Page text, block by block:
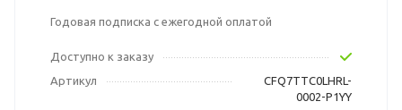
Годовая подписка с ежегодной оплатой
Доступно к заказу
Артикул
CFQ7TTC0LHRL-
0002-P1YY